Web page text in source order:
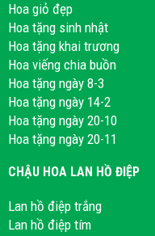
Hoa giỏ đẹp
Hoa tặng sinh nhật
Hoa tặng khai trương
Hoa viếng chia buồn
Hoa tặng ngày 8-3
Hoa tặng ngày 14-2
Hoa tặng ngày 20-10
Hoa tặng ngày 20-11
CHẬU HOA LAN HỒ ĐIỆP
Lan hồ điệp trắng
Lan hồ điệp tím